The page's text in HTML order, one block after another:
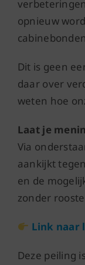
opnieuw
Dit is geen
daar over
weten hoe
Laat je
Via
aankijkt
en de
zonder
Link naar
Deze peiling